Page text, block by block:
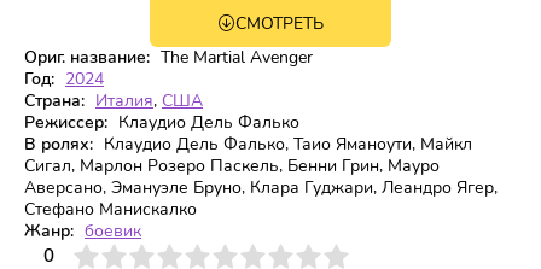
СМОТРЕТЬ
Ориг. название: The Martial Avenger
Год: 2024
Страна: Италия, США
Режиссер: Клаудио Дель Фалько
В ролях: Клаудио Дель Фалько, Таио Яманоути, Майкл
Сигал, Марлон Розеро Паскель, Бенни Грин, Мауро
Аверсано, Эмануэле Бруно, Клара Гуджари, Леандро Ягер,
Стефано Манискалко
Жанр: боевик
0
4 6 7 8 9 10